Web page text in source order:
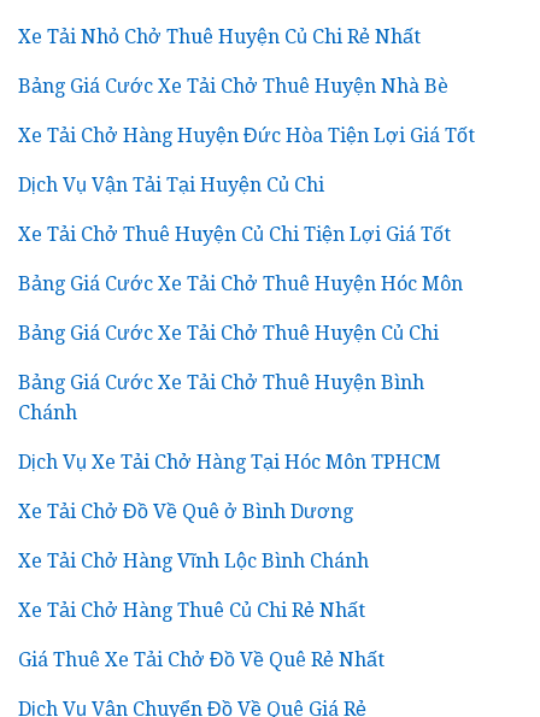
Xe Tải Nhỏ Chở Thuê Huyện Củ Chi Rẻ Nhất
Bảng Giá Cước Xe Tải Chở Thuê Huyện Nhà Bè
Xe Tải Chở Hàng Huyện Đức Hòa Tiện Lợi Giá Tốt
Dịch Vụ Vận Tải Tại Huyện Củ Chi
Xe Tải Chở Thuê Huyện Củ Chi Tiện Lợi Giá Tốt
Bảng Giá Cước Xe Tải Chở Thuê Huyện Hóc Môn
Bảng Giá Cước Xe Tải Chở Thuê Huyện Củ Chi
Bảng Giá Cước Xe Tải Chở Thuê Huyện Bình
Chánh
Dịch Vụ Xe Tải Chở Hàng Tại Hóc Môn TPHCM
Xe Tải Chở Đồ Về Quê ở Bình Dương
Xe Tải Chở Hàng Vĩnh Lộc Bình Chánh
Xe Tải Chở Hàng Thuê Củ Chi Rẻ Nhất
Giá Thuê Xe Tải Chở Đồ Về Quê Rẻ Nhất
Dịch Vụ Vận Chuyển Đồ Về Quê Giá Rẻ